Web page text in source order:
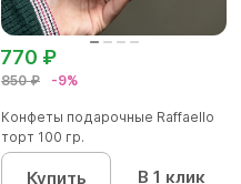
850 ₽ -9%
770 ₽
Конфеты подарочные Raffaello
торт 100 гр.
Купить В 1 клик